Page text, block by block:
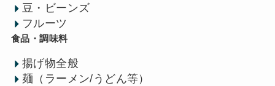
豆・ビーンズ
フルーツ
食品・調味料
揚げ物全般
麺（ラーメン/うどん等）